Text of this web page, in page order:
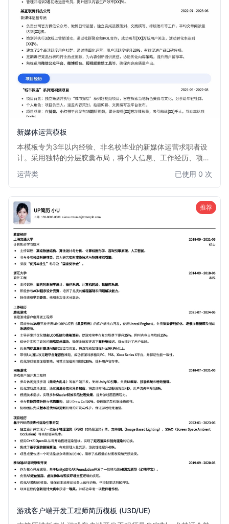
新媒体运营模板
本模板专为3年以内经验、非名校毕业的新媒体运营求职者设
计。采用独特的分层胶囊布局，将个人信息、工作经历、项目
简洁高效，突出核心竞争力，帮助你在众多简历中脱颖而出。
非常适合希望通过简历设计弥补学历背景，展现专业能力的新
媒体运营人才。
运营类 已使用 0 次
推荐
游戏客户端开发工程师简历模板 (U3D/UE)